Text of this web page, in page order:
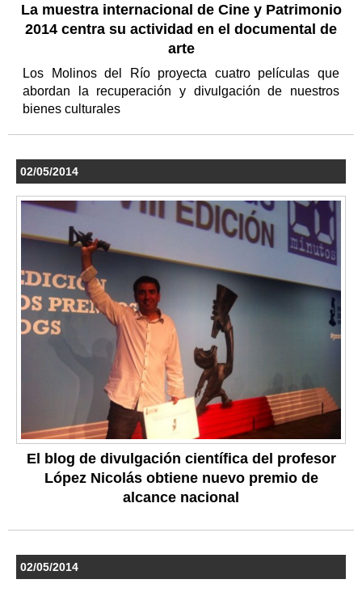
La muestra internacional de Cine y Patrimonio
2014 centra su actividad en el documental de
arte
Los Molinos del Río proyecta cuatro películas que
abordan la recuperación y divulgación de nuestros
bienes culturales
02/05/2014
El blog de divulgación científica del profesor
López Nicolás obtiene nuevo premio de
alcance nacional
02/05/2014